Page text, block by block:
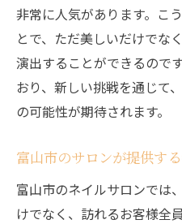
非常に人気があります。こ
とで、ただ美しいだけでな
演出することができるので
おり、新しい挑戦を通じて
の可能性が期待されます。
富山市のサロンが提供す
富山市のネイルサロンでは
けでなく、訪れるお客様全